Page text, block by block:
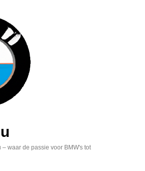
– waar de passie voor BMW's tot